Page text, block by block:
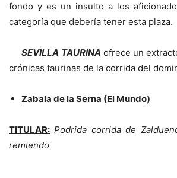
fondo y es un insulto a los
categoría que debería tener esta plaza.
SEVILLA TAURINA ofrece un
crónicas taurinas de la corrida del
Zabala de la Serna (El Mundo)
TITULAR: Podrida corrida de
remiendo